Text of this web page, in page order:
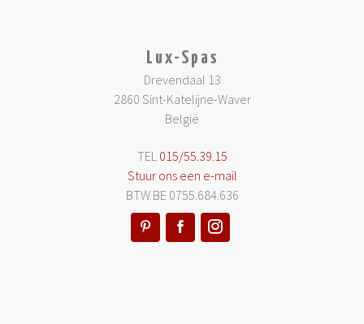
Lux-Spas
Drevendaal 13
2860 Sint-Katelijne-Waver
België
TEL 015/55.39.15
Stuur ons een e-mail
BTW BE 0755.684.636